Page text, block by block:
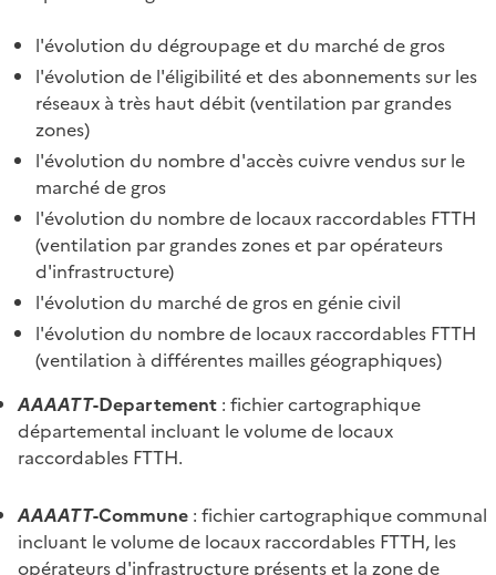
l'évolution du dégroupage et du marché de gros
l'évolution de l'éligibilité et des abonnements sur les
réseaux à très haut débit (ventilation par grandes
zones)
l'évolution du nombre d'accès cuivre vendus sur le
marché de gros
l'évolution du nombre de locaux raccordables FTTH
(ventilation par grandes zones et par opérateurs
d'infrastructure)
l'évolution du marché de gros en génie civil
l'évolution du nombre de locaux raccordables FTTH
(ventilation à différentes mailles géographiques)
AAAATT-Departement : fichier cartographique
départemental incluant le volume de locaux
raccordables FTTH.
AAAATT-Commune : fichier cartographique communal
incluant le volume de locaux raccordables FTTH, les
opérateurs d'infrastructure présents et la zone de